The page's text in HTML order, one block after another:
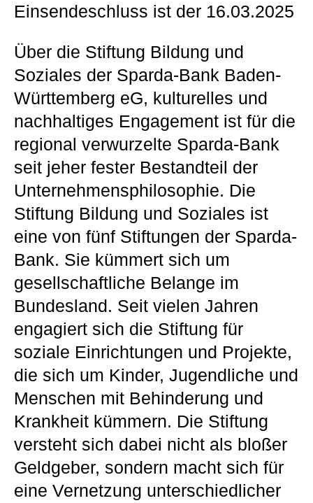
Einsendeschluss ist der 16.03.2025
Über die Stiftung Bildung und
Soziales der Sparda-Bank Baden-
Württemberg eG, kulturelles und
nachhaltiges Engagement ist für die
regional verwurzelte Sparda-Bank
seit jeher fester Bestandteil der
Unternehmensphilosophie. Die
Stiftung Bildung und Soziales ist
eine von fünf Stiftungen der Sparda-
Bank. Sie kümmert sich um
gesellschaftliche Belange im
Bundesland. Seit vielen Jahren
engagiert sich die Stiftung für
soziale Einrichtungen und Projekte,
die sich um Kinder, Jugendliche und
Menschen mit Behinderung und
Krankheit kümmern. Die Stiftung
versteht sich dabei nicht als bloßer
Geldgeber, sondern macht sich für
eine Vernetzung unterschiedlicher